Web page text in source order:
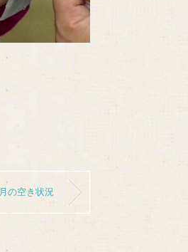
の空き状況